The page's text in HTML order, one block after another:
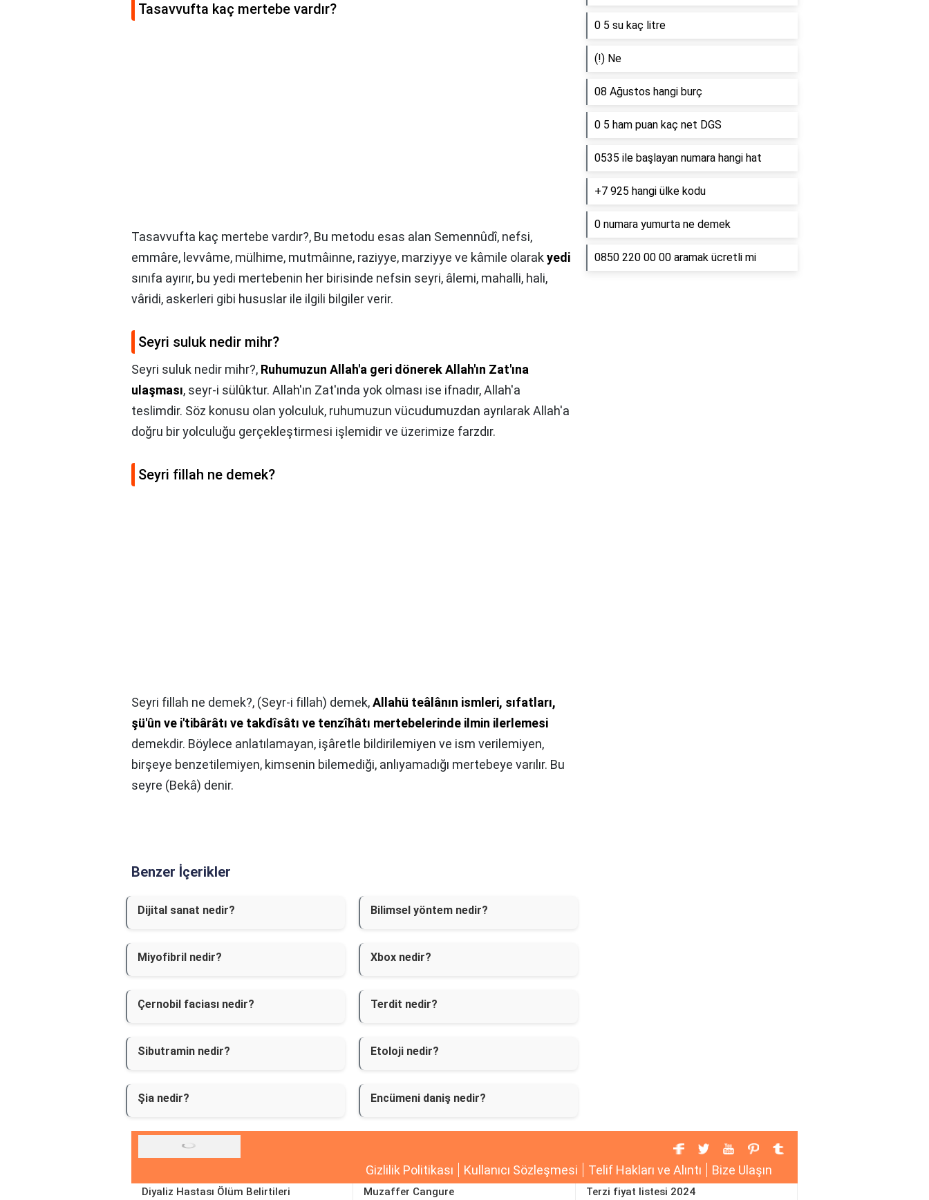
Tasavvufta kaç mertebe vardır?
Tasavvufta kaç mertebe vardır?, Bu metodu esas alan Semennûdî, nefsi,
emmâre, levvâme, mülhime, mutmâinne, raziyye, marziyye ve kâmile olarakyedi
sınıfa ayırır, bu yedi mertebenin her birisinde nefsin seyri, âlemi, mahalli, hali,
vâridi, askerleri gibi hususlar ile ilgili bilgiler verir.
Seyri suluk nedir mihr?
Seyri suluk nedir mihr?, Ruhumuzun Allah'a geri dönerek Allah'ın Zat'ına
ulaşması, seyr-i sülûktur. Allah'ın Zat'ında yok olması ise ifnadır, Allah'a
teslimdir. Söz konusu olan yolculuk, ruhumuzun vücudumuzdan ayrılarak Allah'a
doğru bir yolculuğu gerçekleştirmesi işlemidir ve üzerimize farzdır.
Seyri fillah ne demek?
Seyri fillah ne demek?, (Seyr-i fillah) demek,Allahü teâlânın ismleri, sıfatları,
şü'ûn ve i'tibârâtı ve takdîsâtı ve tenzîhâtı mertebelerinde ilmin ilerlemesi
demekdir. Böylece anlatılamayan, işâretle bildirilemiyen ve ism verilemiyen,
birşeye benzetilemiyen, kimsenin bilemediği, anlıyamadığı mertebeye varılır. Bu
seyre (Bekâ) denir.
Benzer İçerikler
Dijital sanat nedir? Bilimsel yöntem nedir?
Miyofibril nedir? Xbox nedir?
Çernobil faciası nedir? Terdit nedir?
Sibutramin nedir? Etoloji nedir?
Şia nedir? Encümeni daniş nedir?
0 5 su kaç litre
(!) Ne
08 Ağustos hangi burç
0 5 ham puan kaç net DGS
0535 ile başlayan numara hangi hat
+7 925 hangi ülke kodu
0 numara yumurta ne demek
0850 220 00 00 aramak ücretli mi
Gizlilik Politikası Kullanıcı Sözleşmesi Telif Hakları ve Alıntı Bize Ulaşın
Diyaliz Hastası Ölüm Belirtileri Muzaffer Cangure Terzi fiyat listesi 2024